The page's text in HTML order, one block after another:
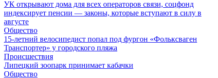
УК открывают дома для всех операторов связи, соцфонд
индексирует пенсии — законы, которые вступают в силу в
августе
Общество
15-летний велосипедист попал под фургон «Фольксваген
Транспортер» у городского пляжа
Происшествия
Липецкий зоопарк принимает кабачки
Общество